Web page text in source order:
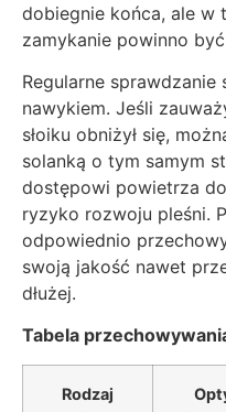
dobiegnie końca, ale w
zamykanie powinno
Regularne
nawykiem. Jeśli
słoiku obniżył się,
solanką o tym samym
dostępowi powietrza
ryzyko rozwoju pleśni.
odpowiednio
swoją jakość nawet
dłużej.
Tabela
Rodzaj